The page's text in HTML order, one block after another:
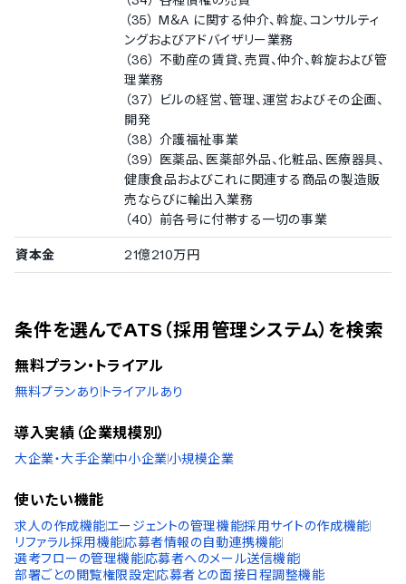
（35） M＆A に関する仲介、斡旋、コンサルティ
ングおよびアドバイザリー業務
（36） 不動産の賃貸、売買、仲介、斡旋および管
理業務
（37） ビルの経営、管理、運営およびその企画、
開発
（38） 介護福祉事業
（39） 医薬品、医薬部外品、化粧品、医療器具、
健康食品およびこれに関連する商品の製造販
売ならびに輸出入業務
（40） 前各号に付帯する一切の事業
資本金 21億210万円
条件を選んでATS（採用管理システム）を検索
無料プラン・トライアル
無料プランあり トライアルあり
導入実績（企業規模別）
大企業・大手企業中小企業小規模企業
使いたい機能
求人の作成機能エージェントの管理機能採用サイトの作成機能
リファラル採用機能応募者情報の自動連携機能
選考フローの管理機能応募者へのメール送信機能
部署ごとの閲覧権限設定応募者との面接日程調整機能